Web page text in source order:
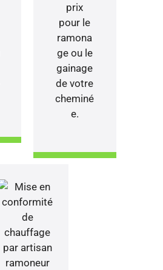
prix
pour le
ramona
ge ou le
gainage
de votre
cheminé
e.